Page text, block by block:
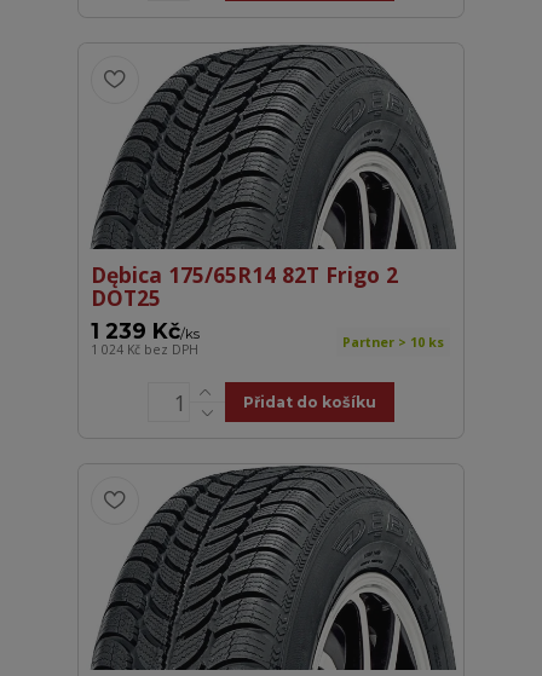
Dębica 175/65R14 82T Frigo 2
DOT25
1 239 Kč/ks
1 024 Kč bez DPH Partner > 10 ks
Přidat do košíku